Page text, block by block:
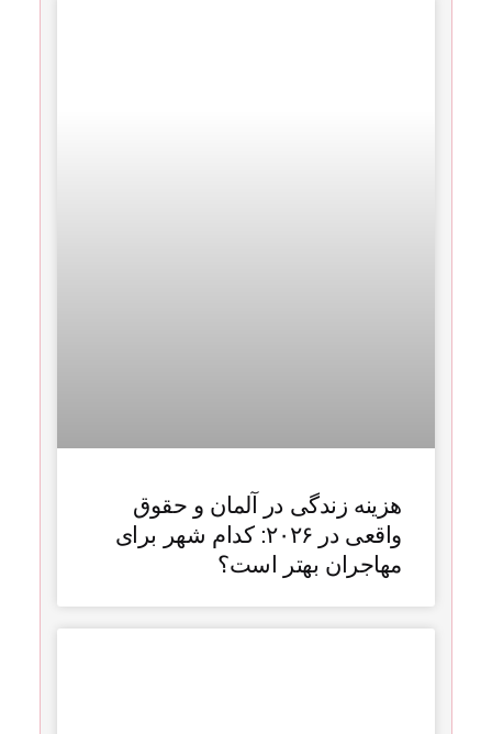
هزینه زندگی در آلمان و حقوق
واقعی در ۲۰۲۶: کدام شهر برای
مهاجران بهتر است؟